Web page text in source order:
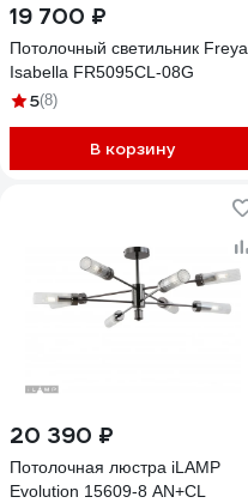
19 700 ₽
Потолочный светильник Freya
Isabella FR5095CL-08G
5(8)
В корзину
20 390 ₽
Потолочная люстра iLAMP
Evolution 15609-8 AN+CL